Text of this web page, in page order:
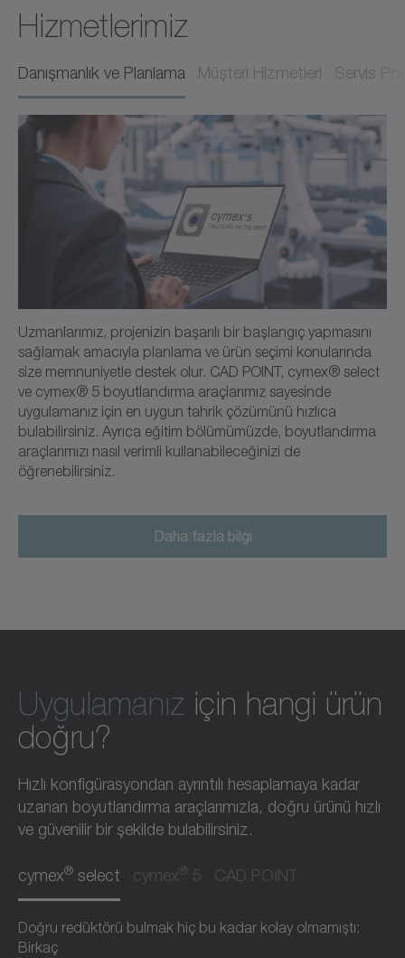
Hizmetlerimiz
Danışmanlık ve Planlama Müşteri Hizmetleri Servis
Uzmanlarımız, projenizin başarılı bir başlangıç yapmasını
sağlamak amacıyla planlama ve ürün seçimi konularında
size memnuniyetle destek olur. CAD POINT, cymex® select
ve cymex® 5 boyutlandırma araçlarımız sayesinde
uygulamanız için en uygun tahrik çözümünü hızlıca
bulabilirsiniz. Ayrıca eğitim bölümümüzde, boyutlandırma
araçlarımızı nasıl verimli kullanabileceğinizi de
öğrenebilirsiniz.
Daha fazla bilgi
Uygulamanız için hangi ürün
doğru?
Hızlı konfigürasyondan ayrıntılı hesaplamaya kadar
uzanan boyutlandırma araçlarımızla, doğru ürünü hızlı
ve güvenilir bir şekilde bulabilirsiniz.
cymex® select cymex® 5 CAD POINT
Doğru redüktörü bulmak hiç bu kadar kolay olmamıştı:
Birkaç